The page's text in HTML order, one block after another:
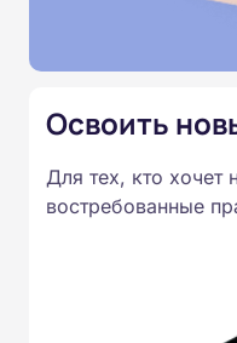
Освоить
Для тех, кто хочет
востребованные